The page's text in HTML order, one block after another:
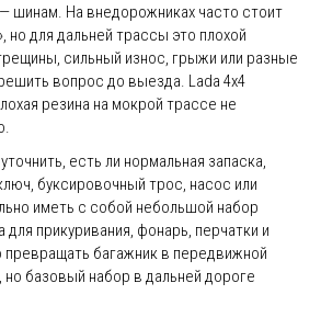
шинам. На внедорожниках часто стоит
но для дальней трассы это плохой
сильный износ, грыжи или разные
вопрос до выезда. Lada 4x4
резина на мокрой трассе не
есть ли нормальная запаска,
буксировочный трос, насос или
иметь с собой небольшой набор
для прикуривания, фонарь, перчатки и
багажник в передвижной
но базовый набор в дальней дороге